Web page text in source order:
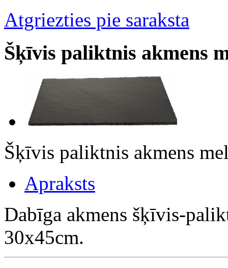
Atgriezties pie saraksta
Šķīvis paliktnis akmens
Šķīvis paliktnis akmens
Apraksts
Dabīga akmens šķīvis-
30x45cm.